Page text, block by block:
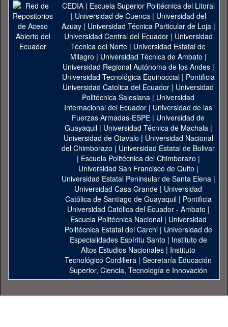
CEDIA| Escuela Superior Politécnica del Litoral
| Universidad de Cuenca| Universidad del
Azuay| Universidad Técnica Particular de Loja|
Universidad Central del Ecuador| Universidad
Técnica del Norte | Universidad Estatal de
Milagro | Universidad Técnica de Ambato |
Universidad Regional Autónoma de los Andes|
Universidad Tecnológica Equinoccial| Pontificia
Universidad Catolica del Ecuador | Universidad
Politécnica Salesiana | Universidad
Internacional del Ecuador | Universidad de las
Fuerzas Armadas-ESPE | Universidad de
Guayaquil| Universidad Técnica de Machala|
Universidad de Otavalo | Universidad Nacional
del Chimborazo | Universidad Estatal de Bolivar
| Escuela Politécnica del Chimborazo |
Universidad San Francisco de Quito |
Universidad Estatal Peninsular de Santa Elena|
Universidad Casa Grande | Universidad
Católica de Santiago de Guayaquil| Pontificia
Universidad Católica del Ecuador - Ambato |
Escuela Politécnica Nacional| Universidad
Politécnica Estatal del Carchi| Universidad de
Especialidades Espíritu Santo | Instituto de
Altos Estudios Nacionales | Instituto
Tecnológico Cordillera | Secretaría Educación
Superior, Ciencia, Tecnología e Innovación